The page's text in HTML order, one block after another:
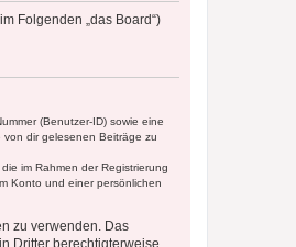
Folgenden „das Board“)
(Benutzer-ID) sowie eine
dir gelesenen Beiträge zu
im Rahmen der Registrierung
Konto und einer persönlichen
zu verwenden. Das